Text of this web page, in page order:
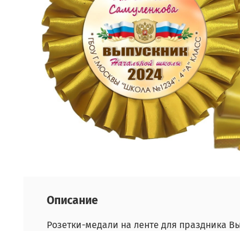
Описание
Розетки-медали на ленте для праздника